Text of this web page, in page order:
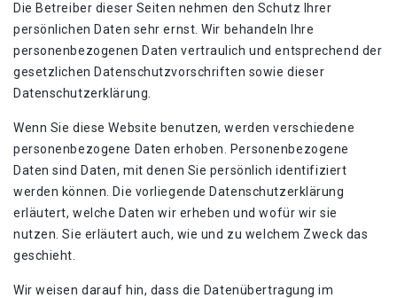
Die Betreiber dieser Seiten nehmen den Schutz Ihrer
persönlichen Daten sehr ernst. Wir behandeln Ihre
personenbezogenen Daten vertraulich und entsprechend der
gesetzlichen Datenschutzvorschriften sowie dieser
Datenschutzerklärung.
Wenn Sie diese Website benutzen, werden verschiedene
personenbezogene Daten erhoben. Personenbezogene
Daten sind Daten, mit denen Sie persönlich identifiziert
werden können. Die vorliegende Datenschutzerklärung
erläutert, welche Daten wir erheben und wofür wir sie
nutzen. Sie erläutert auch, wie und zu welchem Zweck das
geschieht.
Wir weisen darauf hin, dass die Datenübertragung im